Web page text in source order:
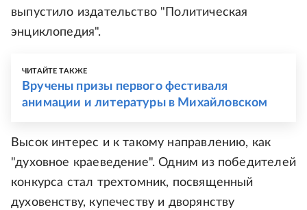
выпустило издательство "Политическая
энциклопедия".
ЧИТАЙТЕ ТАКЖЕ
Вручены призы первого фестиваля
анимации и литературы в Михайловском
Высок интерес и к такому направлению, как
"духовное краеведение". Одним из победителей
конкурса стал трехтомник, посвященный
духовенству, купечеству и дворянству